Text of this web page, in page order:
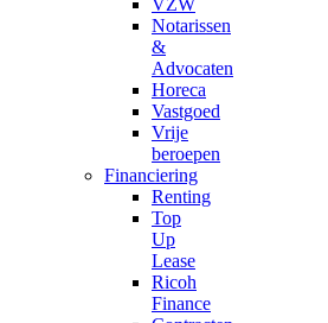
Notarissen
&
Advocaten
Horeca
Vastgoed
Vrije
beroepen
Financiering
Renting
Top
Up
Lease
Ricoh
Finance